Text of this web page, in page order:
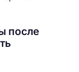
после